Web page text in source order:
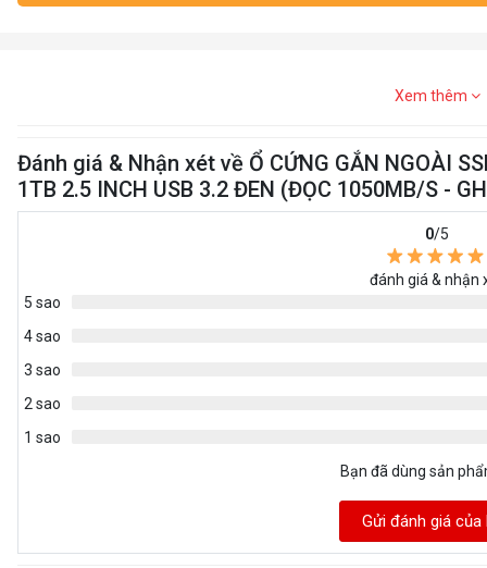
Xem thêm
Đánh giá & Nhận xét về Ổ CỨNG GẮN NGOÀI
1TB 2.5 INCH USB 3.2 ĐEN (ĐỌC 1050MB/S -
0/5
đánh giá & nhận
5 sao
4 sao
3 sao
2 sao
1 sao
Bạn đã dùng sản
Gửi đánh giá của